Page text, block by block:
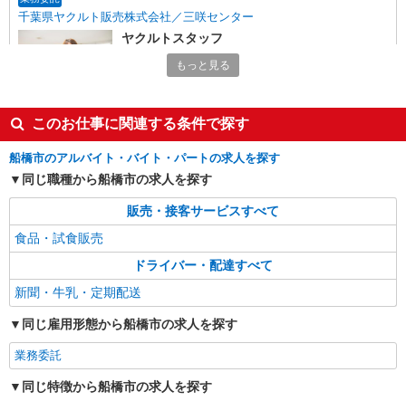
千葉県ヤクルト販売株式会社／三咲センター
ヤクルトスタッフ
報酬／完全出来高制☆ノルマなし ◎稼働は週5
日（4日も選択可） ※週5日稼働の方の平均月収
働き方やご希望の収入など、お気軽にお問い合わ
せください！ ◎20代〜50代を中心に幅広い年代の
方が活躍中！
1-1-24
キープ 詳細を見る
業務委託
千葉県ヤクルト販売株式会社／薬円台センター
報酬／完全出来高制☆ノルマなし ◎稼働は週5
日（4日も選択可） ※週5日稼働の方の平均月収
27万円 「あなたに合わせた」働き方ができます。
働き方やご希望の収入など、お気軽にお問い合わ
せください！ ◎20代〜50代を中心に幅広い年代の
方が活躍中！
【宅配センター】薬円台 千葉県船橋市飯山満
町3-1559-1
業務委託
もっと見る
このお仕事に関連する条件で探す
船橋市のアルバイト・バイト・パートの求人を探す
同じ職種から船橋市の求人を探す
販売・接客サービスすべて
食品・試食販売
ドライバー・配達すべて
新聞・牛乳・定期配送
同じ雇用形態から船橋市の求人を探す
業務委託
同じ特徴から船橋市の求人を探す